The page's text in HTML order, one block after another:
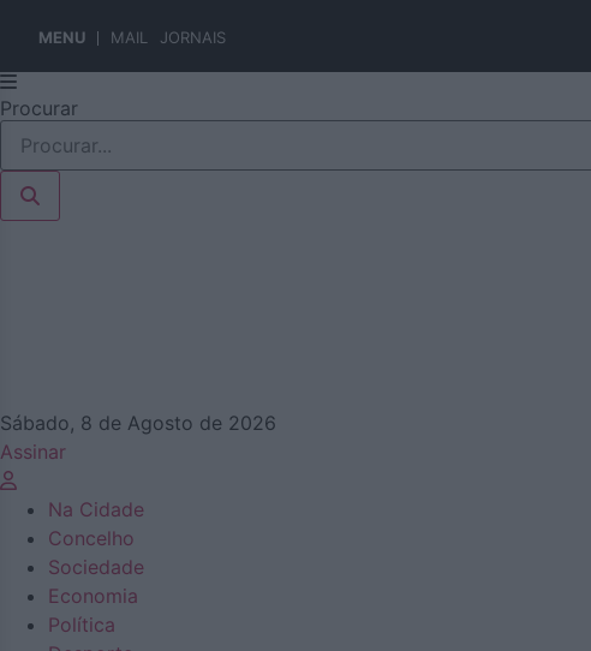
MENU MAIL JORNAIS
Pular
para
conteúdo
Procurar
Sábado, 8 de Agosto de 2026
Assinar
Na Cidade
Concelho
Sociedade
Economia
Política